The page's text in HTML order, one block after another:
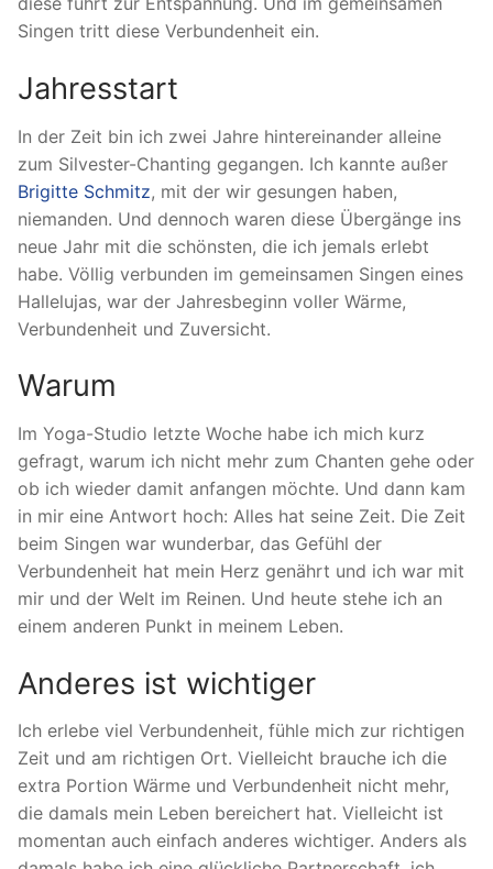
Singen tritt diese Verbundenheit ein.
Jahresstart
In der Zeit bin ich zwei Jahre hintereinander alleine
zum Silvester-Chanting gegangen. Ich kannte außer
Brigitte Schmitz, mit der wir gesungen haben,
niemanden. Und dennoch waren diese Übergänge ins
neue Jahr mit die schönsten, die ich jemals erlebt
habe. Völlig verbunden im gemeinsamen Singen eines
Hallelujas, war der Jahresbeginn voller Wärme,
Verbundenheit und Zuversicht.
Warum
Im Yoga-Studio letzte Woche habe ich mich kurz
gefragt, warum ich nicht mehr zum Chanten gehe oder
ob ich wieder damit anfangen möchte. Und dann kam
in mir eine Antwort hoch: Alles hat seine Zeit. Die Zeit
beim Singen war wunderbar, das Gefühl der
Verbundenheit hat mein Herz genährt und ich war mit
mir und der Welt im Reinen. Und heute stehe ich an
einem anderen Punkt in meinem Leben.
Anderes ist wichtiger
Ich erlebe viel Verbundenheit, fühle mich zur richtigen
Zeit und am richtigen Ort. Vielleicht brauche ich die
extra Portion Wärme und Verbundenheit nicht mehr,
die damals mein Leben bereichert hat. Vielleicht ist
momentan auch einfach anderes wichtiger. Anders als